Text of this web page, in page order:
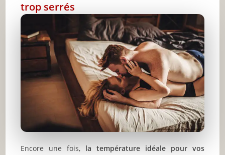
trop serrés
Encore une fois, la température idéale pour vos